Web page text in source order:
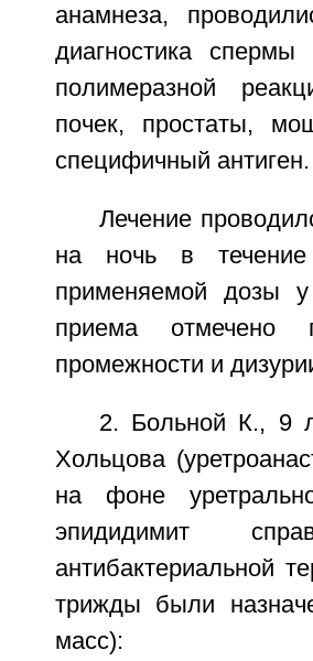
анамнеза,
диагностика
полимеразной
почек, простаты,
специфичный антиген.
Лечение
на ночь в
применяемой дозы
приема отмечено
промежности и
2. Больной К., 9
Хольцова
на фоне
эпидидимит
антибактериальной
трижды были
масс):